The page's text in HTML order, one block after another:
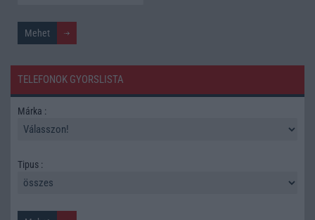
TELEFONOK GYORSLISTA
Márka :
Tipus :